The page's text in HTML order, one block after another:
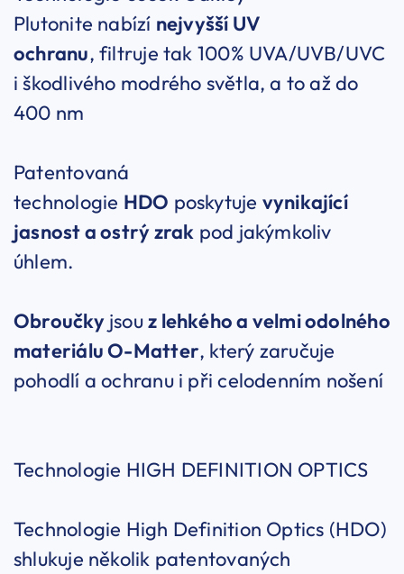
Plutonite nabízí nejvyšší UV
ochranu, filtruje tak 100% UVA/UVB/UVC
i škodlivého modrého světla, a to až do
400 nm
Patentovaná
technologie HDO poskytuje vynikající
jasnost a ostrý zrak pod jakýmkoliv
úhlem.
Obroučkyjsouz lehkého a velmi odolného
materiálu O-Matter, který zaručuje
pohodlí a ochranu i při celodenním nošení
Technologie HIGH DEFINITION OPTICS
Technologie High Definition Optics (HDO)
shlukuje několik patentovaných